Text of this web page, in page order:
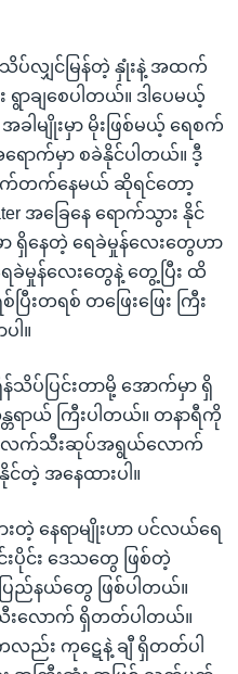
လျှင်မြန်တဲ့ နှုံးနဲ့ အထက်
ရွာချစေပါတယ်။ ဒါပေမယ့်
မျိုးမှာ မိုးဖြစ်မယ့် ရေစက်
ောက်မှာ စခဲနိုင်ပါတယ်။ ဒီ့
တက်နေမယ် ဆိုရင်တော့
အခြေနေ ရောက်သွား နိုင်
ရှိနေတဲ့ ရေခဲမှုန်လေးတွေဟာ
မှုန်လေးတွေနဲ့ တွေ့ပြီး ထိ
တရစ် တဖြေးဖြေး ကြီး
ါ။
သိပ်ပြင်းတာမို့ အောက်မှာ ရှိ
ာယ် ကြီးပါတယ်။ တနာရီကို
လက်သီးဆုပ်အရွယ်လောက်
တဲ့ အနေထားပါ။
းတဲ့ နေရာမျိုးဟာ ပင်လယ်ရေ
ပိုင်း ဒေသတွေ ဖြစ်တဲ့
ပြည်နယ်တွေ ဖြစ်ပါတယ်။
လောက် ရှိတတ်ပါတယ်။
လည်း ကုဋေနဲ့ ချီ ရှိတတ်ပါ